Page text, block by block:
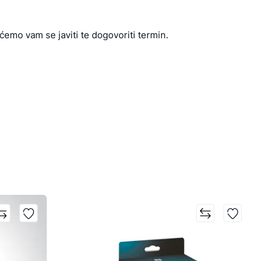
vam se javiti te dogovoriti termin.